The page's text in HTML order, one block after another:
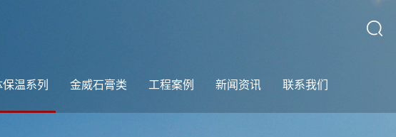
温系列 金威石膏类 工程案例 新闻资讯 联系我们